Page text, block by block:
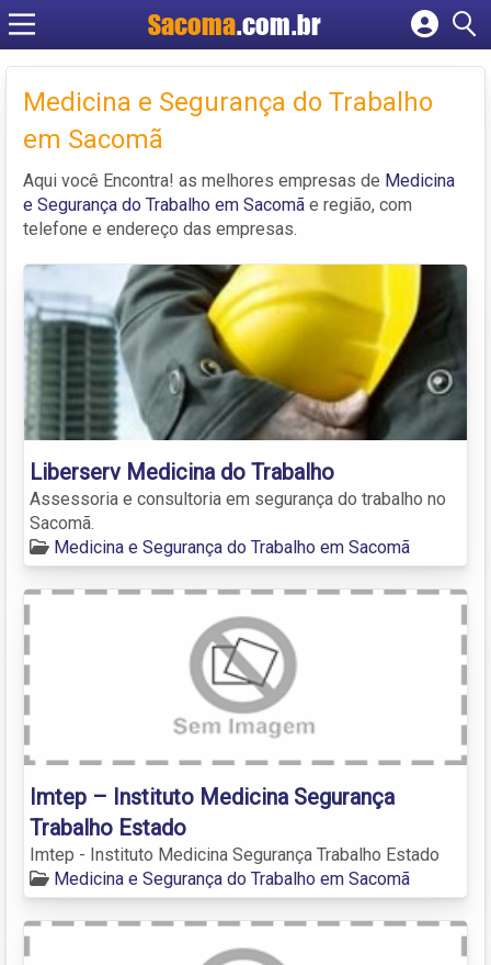
Sacoma.com.br
Cadastrar empresa
Criar conta
Medicina e Segurança do Trabalho
em Sacomã
Aqui você Encontra! as melhores empresas de Medicina
e Segurança do Trabalho em Sacomã e região, com
telefone e endereço das empresas.
Liberserv Medicina do Trabalho
Assessoria e consultoria em segurança do trabalho no
Sacomã.
Medicina e Segurança do Trabalho em Sacomã
Imtep – Instituto Medicina Segurança
Trabalho Estado
Imtep - Instituto Medicina Segurança Trabalho Estado
Medicina e Segurança do Trabalho em Sacomã